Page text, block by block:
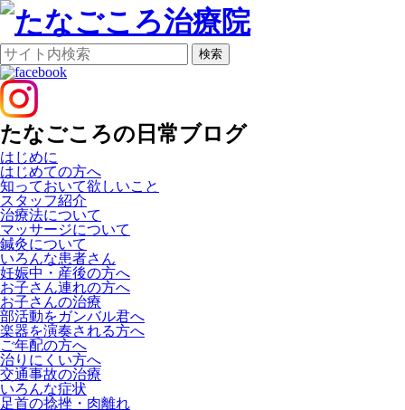
検索
たなごころの日常ブログ
はじめに
はじめての方へ
知っておいて欲しいこと
スタッフ紹介
治療法について
マッサージについて
鍼灸について
いろんな患者さん
妊娠中・産後の方へ
お子さん連れの方へ
お子さんの治療
部活動をガンバル君へ
楽器を演奏される方へ
ご年配の方へ
治りにくい方へ
交通事故の治療
いろんな症状
足首の捻挫・肉離れ